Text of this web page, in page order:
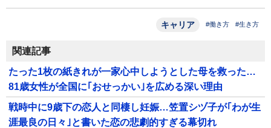
キャリア #働き方 #生き方
関連記事
たった1枚の紙きれが一家心中しようとした母を救った…
81歳女性が全国に｢おせっかい｣を広める深い理由
戦時中に9歳下の恋人と同棲し妊娠…笠置シヅ子が｢わが生
涯最良の日々｣と書いた恋の悲劇的すぎる幕切れ